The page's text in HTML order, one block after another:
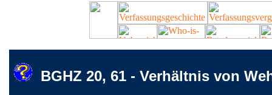
BGHZ 20, 61 - Verhältnis von